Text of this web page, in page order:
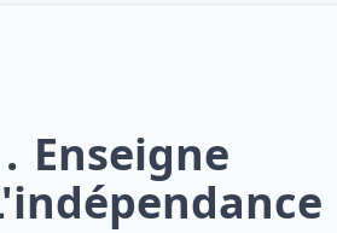
Enseigne